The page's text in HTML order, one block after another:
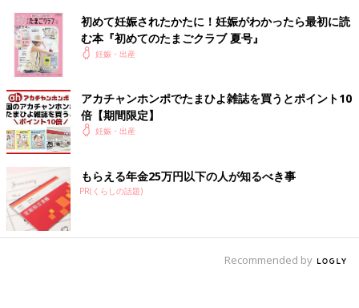
初めて妊娠されたかたに！妊娠がわかったら最初に読
む本『初めてのたまごクラブ 夏号』
妊娠・出産
アカチャンホンポでたまひよ雑誌を買うとポイント10
倍【期間限定】
妊娠・出産
もらえる年金25万円以下の人が知るべき事
PR(くらしの話題)
Recommended by